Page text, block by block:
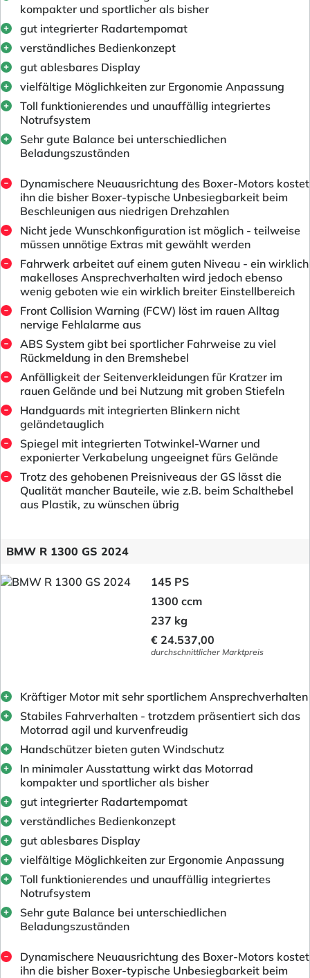
kompakter und sportlicher als bisher
gut integrierter Radartempomat
verständliches Bedienkonzept
gut ablesbares Display
vielfältige Möglichkeiten zur Ergonomie Anpassung
Toll funktionierendes und unauffällig integriertes
Notrufsystem
Sehr gute Balance bei unterschiedlichen
Beladungszuständen
Dynamischere Neuausrichtung des Boxer-Motors kostet
ihn die bisher Boxer-typische Unbesiegbarkeit beim
Beschleunigen aus niedrigen Drehzahlen
Nicht jede Wunschkonfiguration ist möglich - teilweise
müssen unnötige Extras mit gewählt werden
Fahrwerk arbeitet auf einem guten Niveau - ein wirklich
makelloses Ansprechverhalten wird jedoch ebenso
wenig geboten wie ein wirklich breiter Einstellbereich
Front Collision Warning (FCW) löst im rauen Alltag
nervige Fehlalarme aus
ABS System gibt bei sportlicher Fahrweise zu viel
Rückmeldung in den Bremshebel
Anfälligkeit der Seitenverkleidungen für Kratzer im
rauen Gelände und bei Nutzung mit groben Stiefeln
Handguards mit integrierten Blinkern nicht
geländetauglich
Spiegel mit integrierten Totwinkel-Warner und
exponierter Verkabelung ungeeignet fürs Gelände
Trotz des gehobenen Preisniveaus der GS lässt die
Qualität mancher Bauteile, wie z.B. beim Schalthebel
aus Plastik, zu wünschen übrig
BMW R 1300 GS 2024
145 PS
1300 ccm
237 kg
€ 24.537,00
durchschnittlicher Marktpreis
Kräftiger Motor mit sehr sportlichem Ansprechverhalten
Stabiles Fahrverhalten - trotzdem präsentiert sich das
Motorrad agil und kurvenfreudig
Handschützer bieten guten Windschutz
In minimaler Ausstattung wirkt das Motorrad
kompakter und sportlicher als bisher
gut integrierter Radartempomat
verständliches Bedienkonzept
gut ablesbares Display
vielfältige Möglichkeiten zur Ergonomie Anpassung
Toll funktionierendes und unauffällig integriertes
Notrufsystem
Sehr gute Balance bei unterschiedlichen
Beladungszuständen
Dynamischere Neuausrichtung des Boxer-Motors kostet
ihn die bisher Boxer-typische Unbesiegbarkeit beim